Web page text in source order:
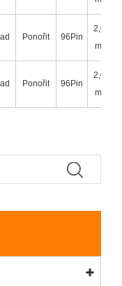
Ponořit 96Pin
2,00
mm
Ponořit 96Pin
2,00
mm